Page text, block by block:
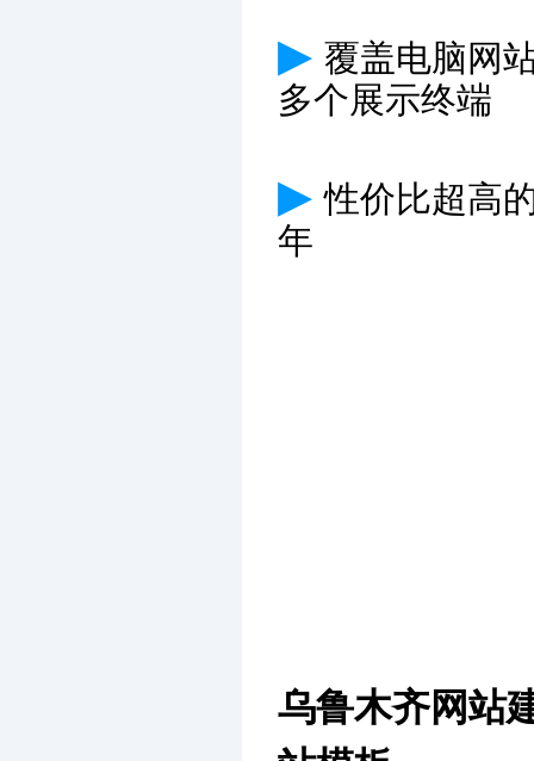
▶ 覆盖电脑网
多个展示终端
▶性价比超高
年
乌鲁木齐网站